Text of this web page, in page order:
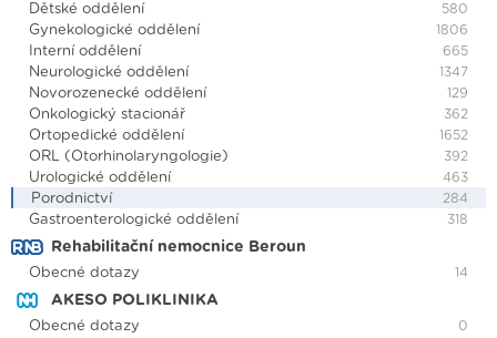
Dětské oddělení 580
Gynekologické oddělení 1806
Interní oddělení 665
Neurologické oddělení 1347
Novorozenecké oddělení 129
Onkologický stacionář 362
Ortopedické oddělení 1652
ORL (Otorhinolaryngologie) 392
Urologické oddělení 463
Porodnictví 284
Gastroenterologické oddělení 318
Rehabilitační nemocnice Beroun
Obecné dotazy 14
AKESO POLIKLINIKA
Obecné dotazy 0